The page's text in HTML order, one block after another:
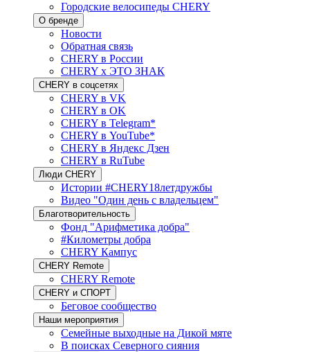
Городские велосипеды CHERY
О бренде
Новости
Обратная связь
CHERY в России
CHERY x ЭТО ЗНАК
CHERY в соцсетях
CHERY в VK
CHERY в OK
CHERY в Telegram*
CHERY в YouTube*
CHERY в Яндекс Дзен
CHERY в RuTube
Люди CHERY
Истории #CHERY18летдружбы
Видео "Один день с владельцем"
Благотворительность
Фонд "Арифметика добра"
#Километры добра
CHERY Кампус
CHERY Remote
CHERY Remote
CHERY и СПОРТ
Беговое сообщество
Наши мероприятия
Семейные выходные на Дикой мяте
В поисках Северного сияния